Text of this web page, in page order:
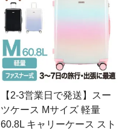
【2-3営業日で発送】スー
ツケース Mサイズ 軽量
60.8L キャリーケース スト